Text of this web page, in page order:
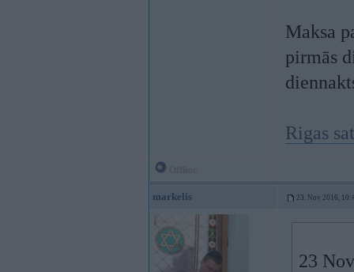
Maksa
pirmās
Rigas
markelis 23. Nov 2016,
23